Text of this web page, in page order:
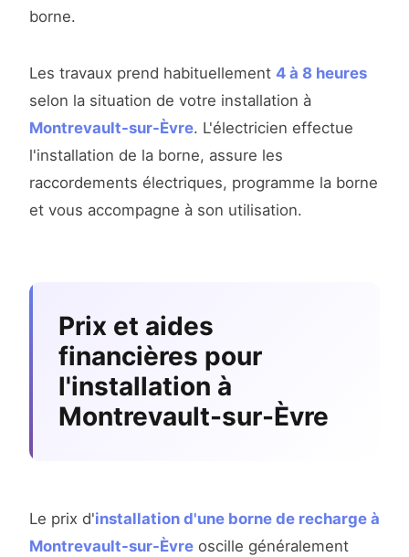
borne.
Les travaux prend habituellement 4 à 8 heures
selon la situation de votre installation à
Montrevault-sur-Èvre. L'électricien effectue
l'installation de la borne, assure les
raccordements électriques, programme la borne
et vous accompagne à son utilisation.
Prix et aides
financières pour
l'installation à
Montrevault-sur-Èvre
Le prix d'installation d'une borne de recharge à
Montrevault-sur-Èvre oscille généralement